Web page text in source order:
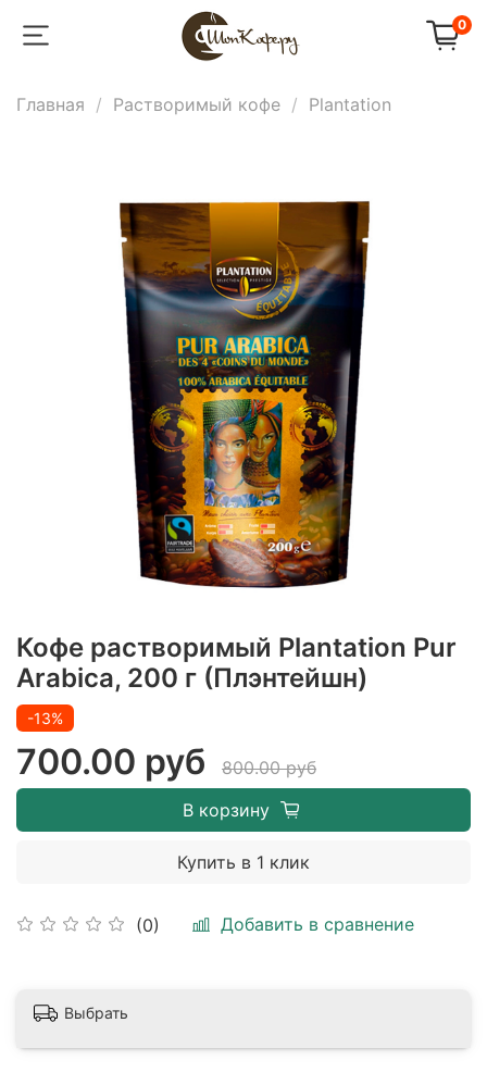
0
Главная Растворимый кофе Plantation
Кофе растворимый Plantation Pur
Arabica, 200 г (Плэнтейшн)
(0) Добавить в сравнение
-13%
700.00 руб
800.00 руб
В корзину
Купить в 1 клик
Выбрать